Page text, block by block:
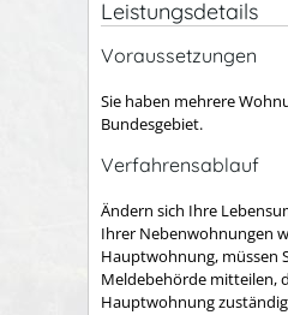
Leistungsdetails
Voraussetzungen
Sie haben mehrere
Bundesgebiet.
Verfahrensablauf
Ändern sich Ihre
Ihrer Nebenwohnungen
Hauptwohnung, müssen
Meldebehörde mitteilen,
Hauptwohnung